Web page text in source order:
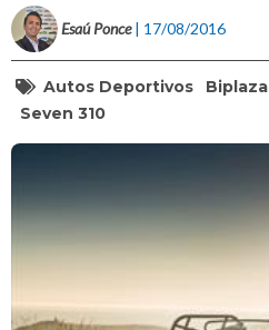
Esaú Ponce | 17/08/2016
Autos Deportivos Biplaza
Seven 310